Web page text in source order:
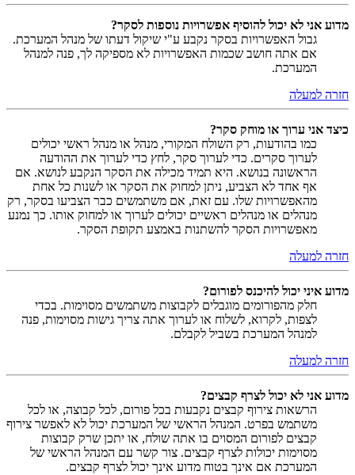
מדוע אני לא יכול להוסיף אפשרויות נוספות לסקר?
גבול האפשרויות בסקר נקבע ע"י שיקול דעתו של מנהל המערכת.
אם אתה חושב שכמות האפשרויות לא מספיקה לך, פנה למנהל
המערכת.
חזרה למעלה
כיצד אני ערוך או מוחק סקר?
כמו בהודעות, רק השולח המקורי, מנהל או מנהל ראשי יכולים
לערוך סקרים. כדי לערוך סקר, לחץ כדי לערוך את ההודעה
הראשונה בנושא. היא תמיד מכילה את הסקר הנקבע לנושא. אם
אף אחד לא הצביע, ניתן למחוק את הסקר או לשנות כל אחת
מהאפשרויות שלו. עם זאת, אם משתמשים כבר הצביעו בסקר, רק
מנהלים או מנהלים ראשיים יכולים לערוך או למחוק אותו. כך נמנע
מאפשרויות הסקר להשתנות באמצע תקופת הסקר.
חזרה למעלה
מדוע איני יכול להיכנס לפורום?
חלק מהפורומים מוגבלים לקבוצות משתמשים מסוימות. בכדי
לצפות, לקרוא, לשלוח או לערוך אתה צריך גישות מסוימות, פנה
למנהל המערכת בשביל לקבלם.
חזרה למעלה
מדוע אני לא יכול לצרף קבצים?
הרשאות צירוף קבצים נקבעות בכל פורום, לכל קבוצה, או לכל
משתמש בפרט. המנהל הראשי של המערכת יכול לא לאפשר צירוף
קבצים לפורום המסוים בו אתה שולח, או יתכן שרק קבוצות
מסוימות יכולות לצרף קבצים. צור קשר עם המנהל הראשי של
המערכת אם אינך בטוח מדוע אינך יכול לצרף קבצים.